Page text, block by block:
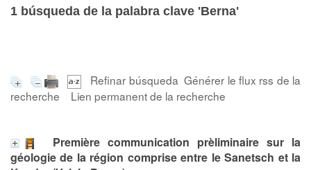
1 búsqueda de la palabra clave 'Berna'
Refinar búsqueda Générer le flux rss de la
recherche
Lien permanent de la recherche
Première communication prèliminaire sur la
géologie de la région comprise entre le Sanetsch et la